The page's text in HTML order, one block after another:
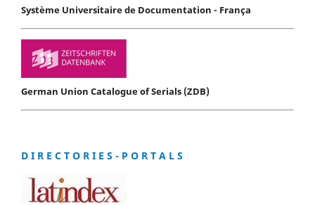
Système Universitaire de Documentation - França
German Union Catalogue of Serials (ZDB)
D I R E C T O R I E S - P O R T A L S